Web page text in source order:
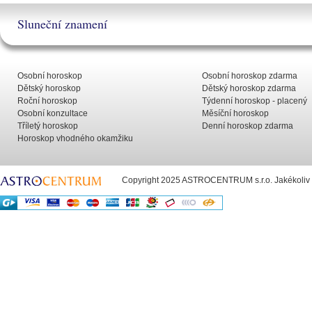
Sluneční znamení
Osobní horoskop
Dětský horoskop
Roční horoskop
Osobní konzultace
Tříletý horoskop
Horoskop vhodného okamžiku
Osobní horoskop zdarma
Dětský horoskop zdarma
Týdenní horoskop - placený
Měsíční horoskop
Denní horoskop zdarma
Copyright 2025 ASTROCENTRUM s.r.o.